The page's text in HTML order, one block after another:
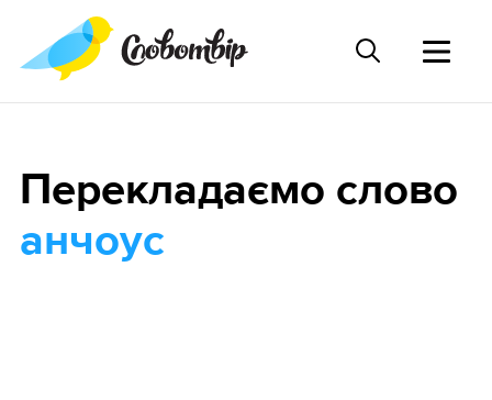
Перекладаємо слово
анчоус